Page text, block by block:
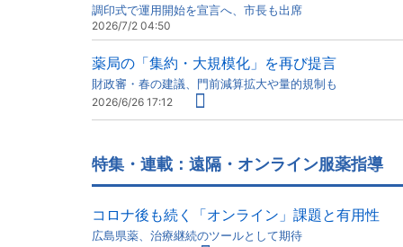
調印式で運用開始を宣言へ、市長も出席
2026/7/2 04:50
薬局の「集約・大規模化」を再び提言
財政審・春の建議、門前減算拡大や量的規制も
2026/6/26 17:12
特集・連載：遠隔・オンライン服薬指導
コロナ後も続く「オンライン」課題と有用性
広島県薬、治療継続のツールとして期待